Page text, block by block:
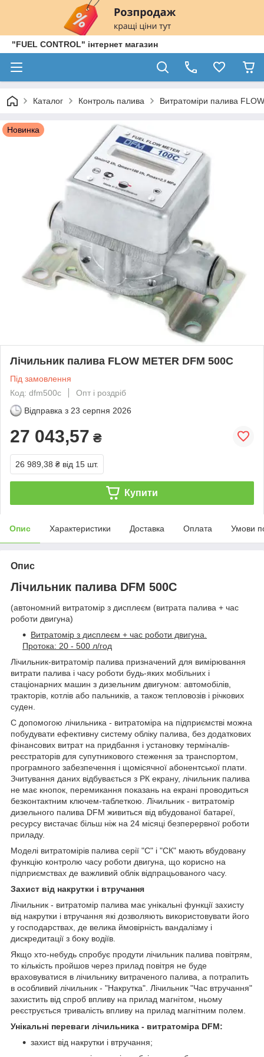
"FUEL CONTROL" інтернет магазин
Каталог Контроль палива Витратоміри палива
Новинка
Лічильник палива FLOW METER DFM 500C
Під замовлення
Код: dfm500c
Опт і роздріб
Відправка з 23 серпня 2026
27 043,57 ₴
26 989,38 ₴ від 15 шт.
Купити
Опис Характеристики Доставка Оплата Умови
Опис
Лічильник палива DFM 500C
(автономний витратомір з дисплеєм (витрата палива + час
роботи двигуна)
Витратомір з дисплеєм + час роботи двигуна.
Протока: 20 - 500 л/год
Лічильник-витратомір палива призначений для вимірювання
витрати палива і часу роботи будь-яких мобільних і
стаціонарних машин з дизельним двигуном: автомобілів,
тракторів, котлів або пальників, а також тепловозів і річкових
суден.
C допомогою лічильника - витратоміра на підприємстві можна
побудувати ефективну систему обліку палива, без додаткових
фінансових витрат на придбання і установку терміналів-
реєстраторів для супутникового стеження за транспортом,
програмного забезпечення і щомісячної абонентської плати.
Зчитування даних відбувається з РК екрану, лічильник палива
не має кнопок, перемикання показань на екрані проводиться
безконтактним ключем-таблеткою. Лічильник - витратомір
дизельного палива DFM живиться від вбудованої батареї,
ресурсу вистачає більш ніж на 24 місяці безперервної роботи
приладу.
Моделі витратомірів палива серії "C" і "СК" мають вбудовану
функцію контролю часу роботи двигуна, що корисно на
підприємствах де важливий облік відпрацьованого часу.
Захист від накрутки і втручання
Лічильник - витратомір палива має унікальні функції захисту
від накрутки і втручання які дозволяють використовувати його
у господарствах, де велика ймовірність вандалізму і
дискредитації з боку водіїв.
Якщо хто-небудь спробує продути лічильник палива повітрям,
то кількість пройшов через прилад повітря не буде
враховуватися в лічильнику витраченого палива, а потрапить
в особливий лічильник - "Накрутка". Лічильник "Час втручання"
захистить від спроб впливу на прилад магнітом, ньому
реєструється тривалість впливу на прилад магнітним полем.
Унікальні переваги лічильника - витратоміра DFM:
захист від накрутки і втручання;